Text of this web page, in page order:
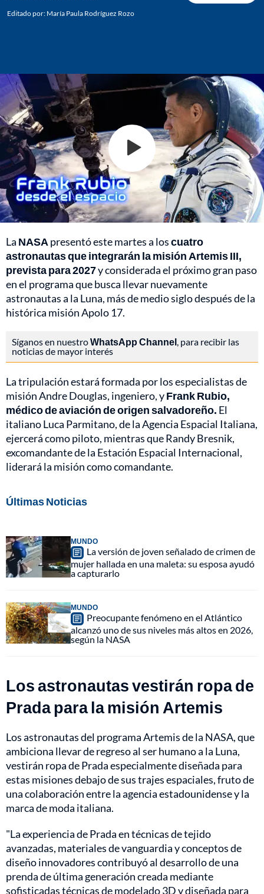
Editado por: María Paula Rodríguez Rozo
La NASA presentó este martes a loscuatro
astronautas que integrarán la misión Artemis III,
prevista para 2027y considerada el próximo gran paso
en el programa que busca llevar nuevamente
astronautas a la Luna, más de medio siglo después de la
histórica misión Apolo 17.
Síganos en nuestroWhatsApp Channel , para recibir las
noticias de mayor interés
La tripulación estará formada por los especialistas de
misión Andre Douglas, ingeniero, yFrank Rubio,
médico de aviación de origen salvadoreño. El
italiano Luca Parmitano, de la Agencia Espacial Italiana,
ejercerá como piloto, mientras que Randy Bresnik,
excomandante de la Estación Espacial Internacional,
liderará la misión como comandante.
Últimas Noticias
MUNDO
La versión de joven señalado de crimen de
mujer hallada en una maleta: su esposa ayudó
a capturarlo
MUNDO
Preocupante fenómeno en el Atlántico
alcanzó uno de sus niveles más altos en 2026,
según la NASA
Los astronautas vestirán ropa de
Prada para la misión Artemis
Los astronautas del programa Artemis de la NASA, que
ambiciona llevar de regreso al ser humano a la Luna,
vestirán ropa de Prada especialmente diseñada para
estas misiones debajo de sus trajes espaciales, fruto de
una colaboración entre la agencia estadounidense y la
marca de moda italiana.
"La experiencia de Prada en técnicas de tejido
avanzadas, materiales de vanguardia y conceptos de
diseño innovadores contribuyó al desarrollo de una
prenda de última generación creada mediante
sofisticadas técnicas de modelado 3D y diseñada para